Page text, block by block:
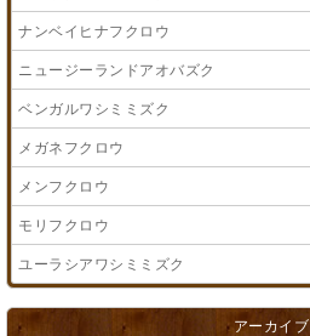
ナンベイヒナフクロウ
ニュージーランドアオバズク
ベンガルワシミミズク
メガネフクロウ
メンフクロウ
モリフクロウ
ユーラシアワシミミズク
アーカイブ